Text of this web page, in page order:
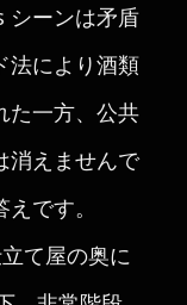
シーンは矛盾
法により酒類
た一方、公共
消えませんで
です。
て屋の奥に